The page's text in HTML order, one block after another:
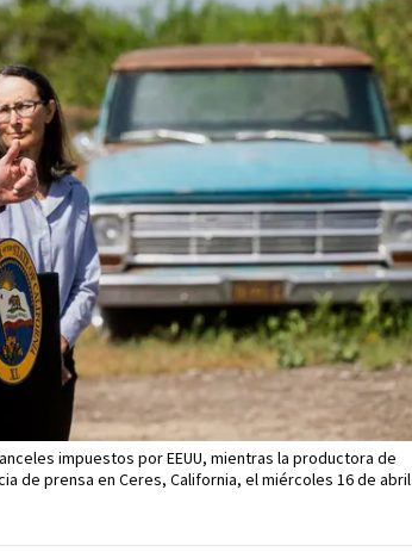
impuestos por EEUU, mientras la productora de
de prensa en Ceres, California, el miércoles 16 de abril